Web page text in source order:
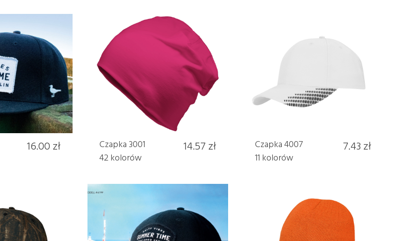
16.00 zł
Czapka 3001
42 kolorów
14.57 zł
Czapka 4007
11 kolorów
7.43 zł